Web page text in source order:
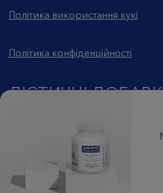
Політика використання кукі
Політика конфіденційності
ДІЄТИЧНІ
© 2026 Pure Encapsulations
Продукція призначена для